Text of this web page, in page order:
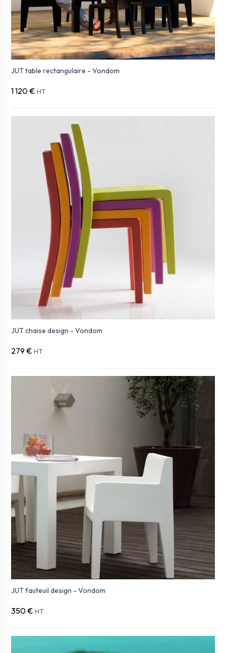
JUT table rectangulaire - Vondom
1 120 € HT
JUT chaise design - Vondom
279 € HT
JUT fauteuil design - Vondom
350 € HT